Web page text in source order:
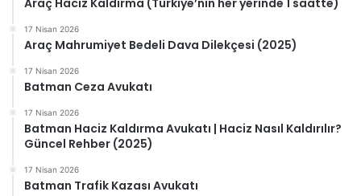
17 Nisan 2026
Araç Mahrumiyet Bedeli Dava Dilekçesi (2025)
17 Nisan 2026
Batman Ceza Avukatı
17 Nisan 2026
Batman Haciz Kaldırma Avukatı | Haciz Nasıl Kaldırılır?
Güncel Rehber (2025)
17 Nisan 2026
Batman Trafik Kazası Avukatı